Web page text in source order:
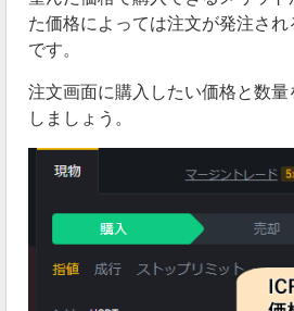
た価格によっては注文が発注さ
です。
注文画面に購入したい価格と数量
しましょう。